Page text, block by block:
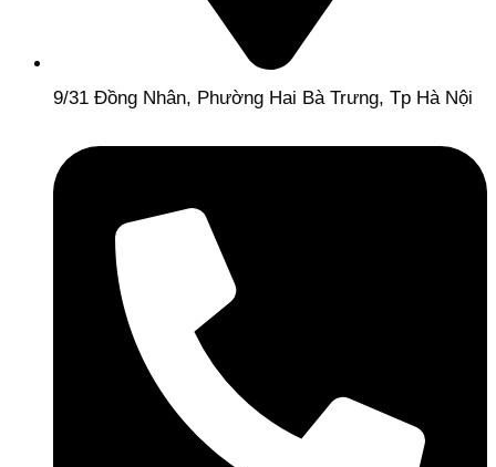
9/31 Đồng Nhân, Phường Hai Bà Trưng, Tp Hà Nội